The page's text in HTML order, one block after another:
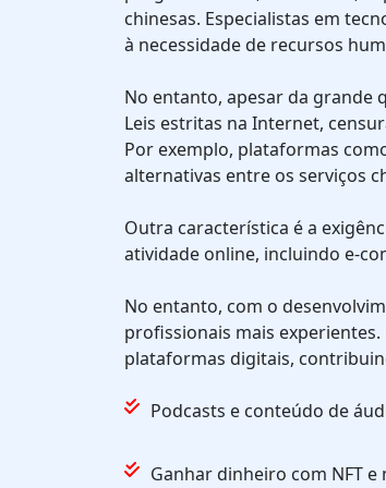
chinesas. Especialistas em
à necessidade de recursos
No entanto, apesar da grande
Leis estritas na Internet,
Por exemplo, plataformas
alternativas entre os serviços
Outra característica é a
atividade online, incluindo e-
No entanto, com o
profissionais mais
plataformas digitais,
Podcasts e conteúdo de
Ganhar dinheiro com NFT e